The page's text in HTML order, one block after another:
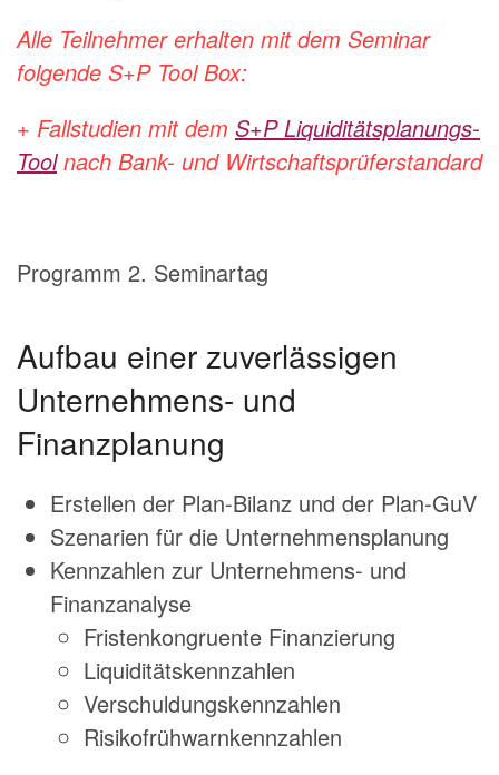
Alle Teilnehmer erhalten mit dem Seminar
folgende S+P Tool Box:
+ Fallstudien mit dem S+P Liquiditätsplanungs-
Toolnach Bank- und Wirtschaftsprüferstandard
Programm 2. Seminartag
Aufbau einer zuverlässigen
Unternehmens- und
Finanzplanung
Erstellen der Plan-Bilanz und der Plan-GuV
Szenarien für die Unternehmensplanung
Kennzahlen zur Unternehmens- und
Finanzanalyse
Fristenkongruente Finanzierung
Liquiditätskennzahlen
Verschuldungskennzahlen
Risikofrühwarnkennzahlen